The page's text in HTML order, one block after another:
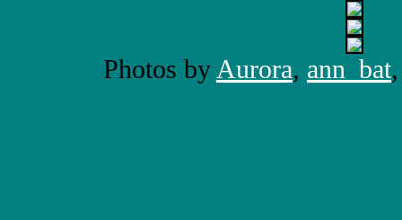
Photos byAurora, ann_bat